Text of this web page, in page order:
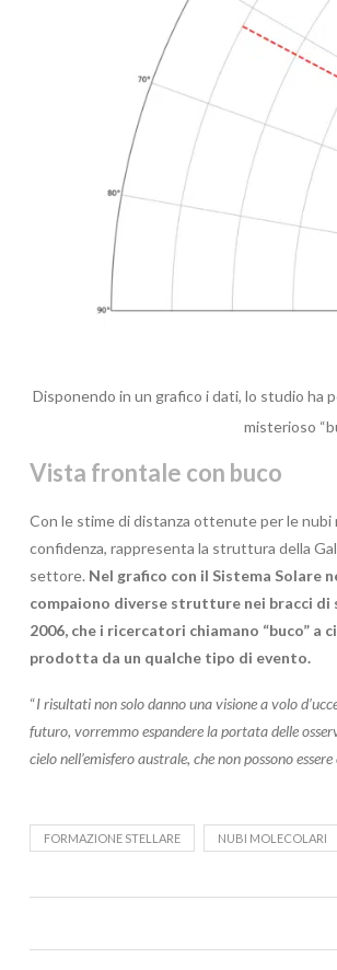
Disponendo in un grafico i dati, lo studio ha
misterioso
Vista frontale con buco
Con le stime di distanza ottenute per le nubi
confidenza, rappresenta la struttura della
settore. Nel grafico con il Sistema Solare
compaiono diverse strutture nei bracci di
2006, che i ricercatori chiamano “buco”
prodotta da un qualche tipo di evento.
“I risultati non solo danno una visione a volo
futuro, vorremmo espandere la portata delle
cielo nell’emisfero australe, che non possono
FORMAZIONE STELLARE NUBI MOLECOLARI